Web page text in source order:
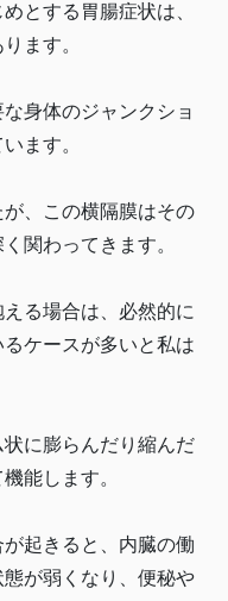
とする胃腸症状は、
ます。
身体のジャンクショ
ます。
、この横隔膜はその
関わってきます。
る場合は、必然的に
ケースが多いと私は
に膨らんだり縮んだ
能します。
起きると、内臓の働
が弱くなり、便秘や